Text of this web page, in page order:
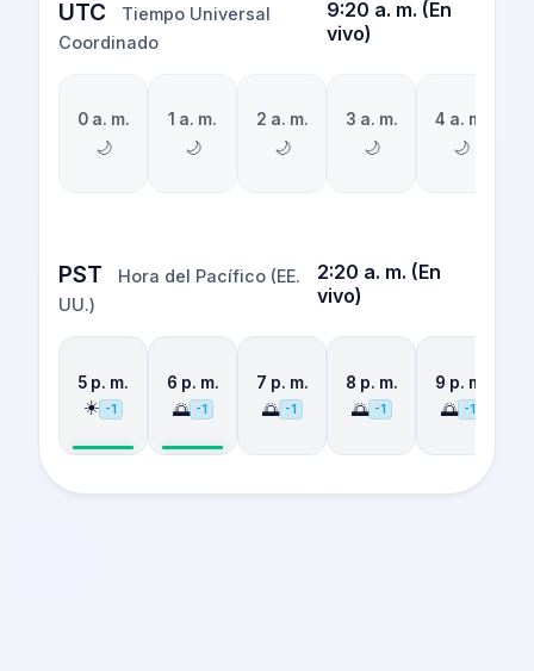
UTC
Tiempo Universal
Coordinado
9:20 a. m. (En
vivo)
0 a. m.
🌙
1 a. m.
🌙
2 a. m.
🌙
3 a. m.
🌙
4 a. m.
🌙
PST
Hora del Pacífico (EE.
UU.)
2:20 a. m. (En
vivo)
5 p. m.
☀️ -1
6 p. m.
🌅 -1
7 p. m.
🌅 -1
8 p. m.
🌅 -1
9 p. m.
🌅 -1